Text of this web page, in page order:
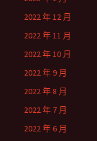
2022 年 12 月
2022 年 11 月
2022 年 10 月
2022 年 9 月
2022 年 8 月
2022 年 7 月
2022 年 6 月